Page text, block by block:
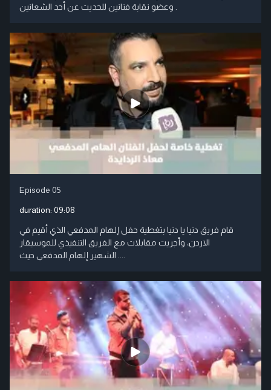
Episode 05
duration: 09:08
قام فريق دنيا يا دنيا بتغطية حفل إلهام المدفعي الذي أقيم في
الاردن، وأجريت مقابلات مع الفريق التنفيذي للموسيقار